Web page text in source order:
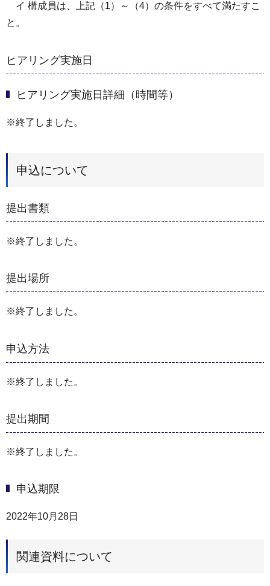
イ 構成員は、上記（1）～（4）の条件をすべて満たすこ
と。
ヒアリング実施日
ヒアリング実施日詳細（時間等）
※終了しました。
申込について
提出書類
※終了しました。
提出場所
※終了しました。
申込方法
※終了しました。
提出期間
※終了しました。
申込期限
2022年10月28日
関連資料について